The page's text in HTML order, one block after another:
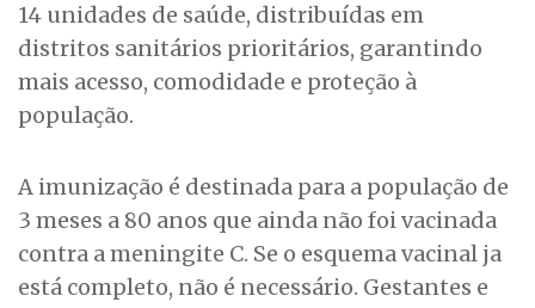
14 unidades de saúde, distribuídas em
distritos sanitários prioritários, garantindo
mais acesso, comodidade e proteção à
população.
A imunização é destinada para a população de
3 meses a 80 anos que ainda não foi vacinada
contra a meningite C. Se o esquema vacinal ja
está completo, não é necessário. Gestantes e